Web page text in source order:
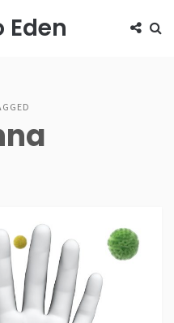
Eden